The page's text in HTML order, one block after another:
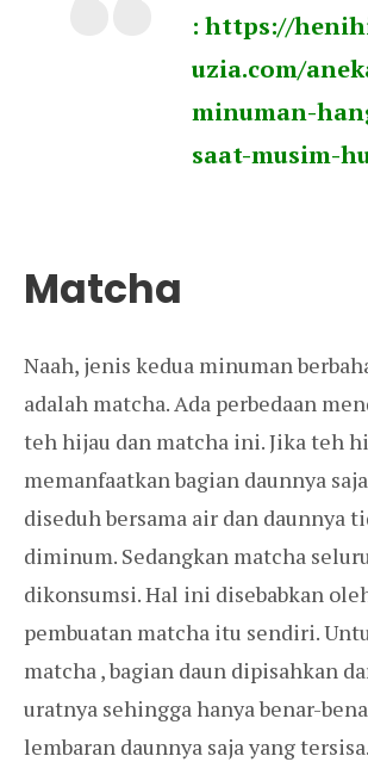
: https://
uzia.com/
minuman-
saat-musim-
Matcha
Naah, jenis kedua minuman
adalah matcha. Ada perbedaan
teh hijau dan matcha ini. Jika teh
memanfaatkan bagian daunnya
diseduh bersama air dan daunnya
diminum. Sedangkan matcha
dikonsumsi. Hal ini disebabkan
pembuatan matcha itu sendiri.
matcha , bagian daun dipisahkan
uratnya sehingga hanya benar-
lembaran daunnya saja yang tersisa.